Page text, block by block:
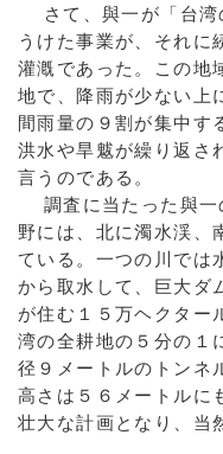
さて、與一が「台湾
うけた事業が、それに
灌漑であった。この地
地で、降雨が少ない上
間雨量の９割が集中す
洪水や旱魃が繰り返さ
言うのである。
調査に当たった與一
野には、北に濁水渓、
ている。一つの川では
から取水して、巨大ダ
が住む１５万ヘクター
湾の全耕地の５分の１
径９メートルのトンネ
高さは５６メートルに
壮大な計画となり、当